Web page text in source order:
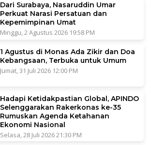
Dari Surabaya, Nasaruddin Umar
Perkuat Narasi Persatuan dan
Kepemimpinan Umat
Minggu, 2 Agustus 2026 19:58 PM
1 Agustus di Monas Ada Zikir dan Doa
Kebangsaan, Terbuka untuk Umum
Jumat, 31 Juli 2026 12:00 PM
Hadapi Ketidakpastian Global, APINDO
Selenggarakan Rakerkonas ke-35
Rumuskan Agenda Ketahanan
Ekonomi Nasional
Selasa, 28 Juli 2026 21:30 PM